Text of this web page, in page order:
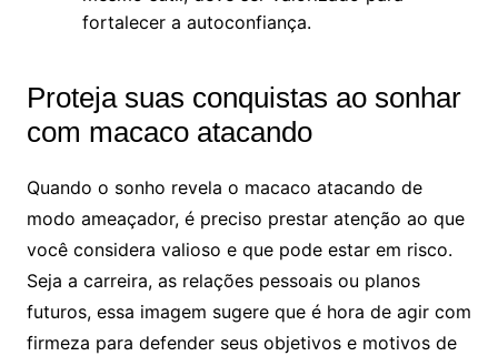
fortalecer a autoconfiança.
Proteja suas conquistas ao sonhar
com macaco atacando
Quando o sonho revela o macaco atacando de
modo ameaçador, é preciso prestar atenção ao que
você considera valioso e que pode estar em risco.
Seja a carreira, as relações pessoais ou planos
futuros, essa imagem sugere que é hora de agir com
firmeza para defender seus objetivos e motivos de